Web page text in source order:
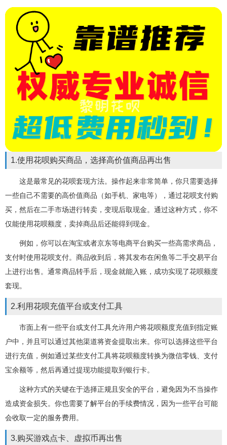
1.使用花呗购买商品，选择高价值商品再出售
这是最常见的花呗套现方法。操作起来非常简单，你只需要选择
一些自己不需要的高价值商品（如手机、家电等），通过花呗支付购
买，然后在二手市场进行转卖，变现后取现金。通过这种方式，你不
仅能使用花呗额度，卖掉商品后还能得到现金。
例如，你可以在淘宝或者京东等电商平台购买一些高需求商品，
支付时使用花呗支付。商品收到后，将其发布在闲鱼等二手交易平台
上进行出售。通常商品转手后，现金就能入账，成功实现了花呗额度
套现。
2.利用花呗充值平台或支付工具
市面上有一些平台或支付工具允许用户将花呗额度充值到指定账
户中，并且可以通过其他渠道将资金提取出来。你可以选择这些平台
进行充值，例如通过某些支付工具将花呗额度转换为微信零钱、支付
宝余额等，然后再通过提现功能提取到银行卡。
这种方式的关键在于选择正规且安全的平台，避免因为不当操作
造成资金损失。你也需要了解平台的手续费情况，因为一些平台可能
会收取一定的服务费用。
3.购买游戏点卡、虚拟币再出售